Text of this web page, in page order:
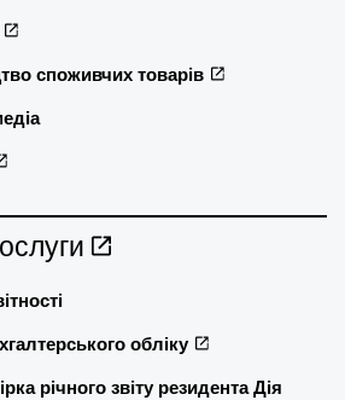
споживчих товарів
обліку
річного звіту резидента Дія